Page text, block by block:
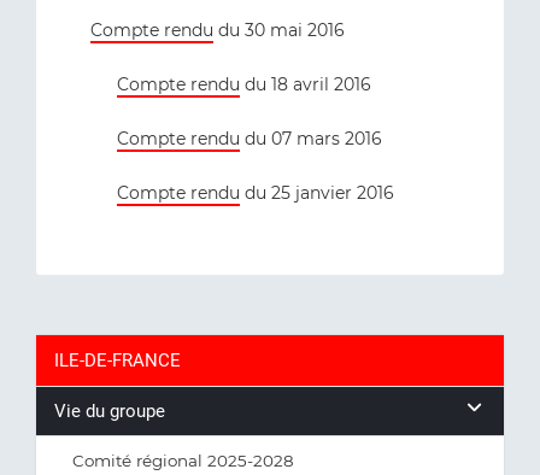
Compte rendu du 30 mai 2016
Compte rendu du 18 avril 2016
Compte rendu du 07 mars 2016
Compte rendu du 25 janvier 2016
ILE-DE-FRANCE
Vie du groupe
Comité régional 2025-2028